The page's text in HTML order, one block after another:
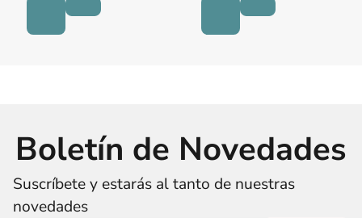
Boletín de Novedades
Suscríbete y estarás al tanto de nuestras
novedades